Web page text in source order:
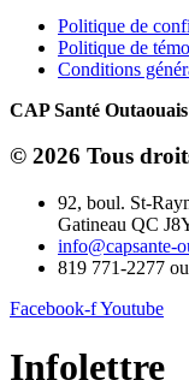
Politique de
Politique de
Conditions
CAP Santé Outaouais
© 2026 Tous
92, boul. St-
Gatineau QC
info@capsante-
819 771-2277
Facebook-fYoutube
Infolettre